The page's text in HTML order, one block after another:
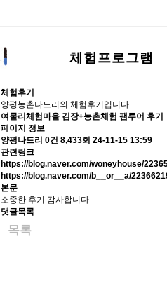
체험프로그램
체험후기
양평농촌나드리의 체험후기입니다.
여물리체험마을 김장+농촌체험 팸투어 후기
페이지 정보
양평나드리 0건 8,433회 24-11-15 13:59
관련링크
https://blog.naver.com/woneyhouse/
https://blog.naver.com/b__or__a/
본문
소중한 후기 감사합니다
댓글목록
목록